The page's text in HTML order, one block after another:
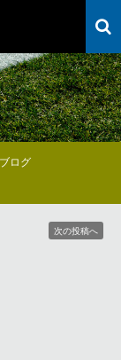
ログ
次の投稿へ